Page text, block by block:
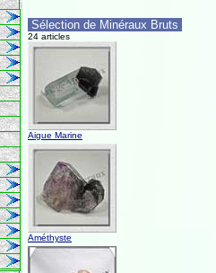
Sélection de Minéraux Bruts
24 articles
Aigue Marine
Améthyste